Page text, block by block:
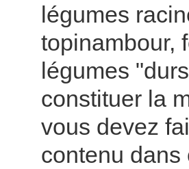
légumes
topinambour,
légumes
constituer la
vous devez
contenu dans